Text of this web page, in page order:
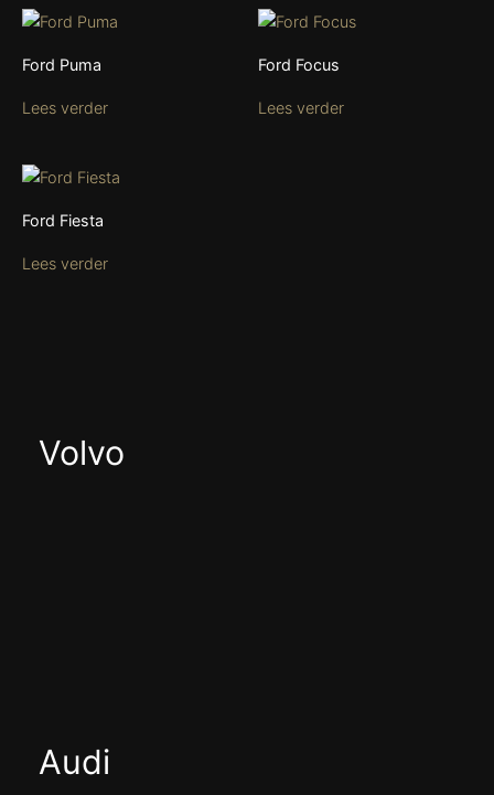
Ford Puma
Lees verder
Ford Focus
Lees verder
Ford Fiesta
Lees verder
Volvo
Audi